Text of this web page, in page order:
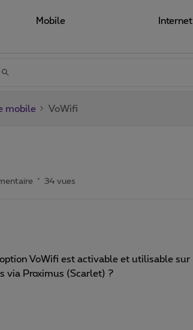
Mobile Internet
mobile VoWifi
34 vues
VoWifi est activable et utilisable sur
via Proximus (Scarlet) ?